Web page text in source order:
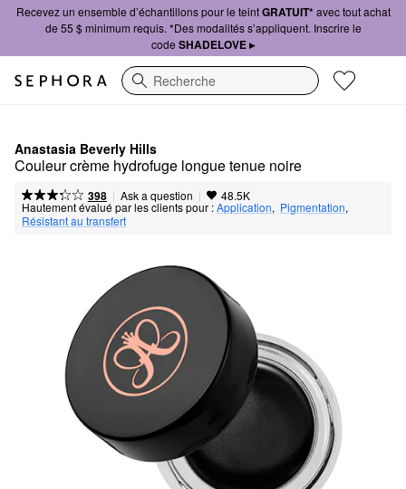
Recevez un ensemble d’échantillons pour le teintGRATUIT*avec tout achat
de 55 $ minimum requis. *Des modalités s’appliquent. Inscrire le
code SHADELOVE ▸
Recherche
Anastasia Beverly Hills
Couleur crème hydrofuge longue tenue noire
398 | Ask a question | 48.5K
Hautement évalué par les clients pour :Application, Pigmentation,
Résistant au transfert